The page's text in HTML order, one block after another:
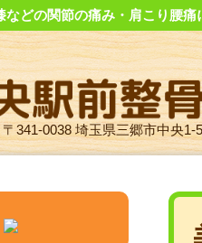
どの関節の痛み・肩こり腰
〒341-0038 埼玉県三郷市中央1-